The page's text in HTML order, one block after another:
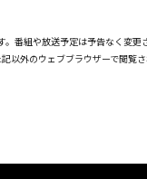
番組や放送予定は予告なく変更
以外のウェブブラウザーで閲覧